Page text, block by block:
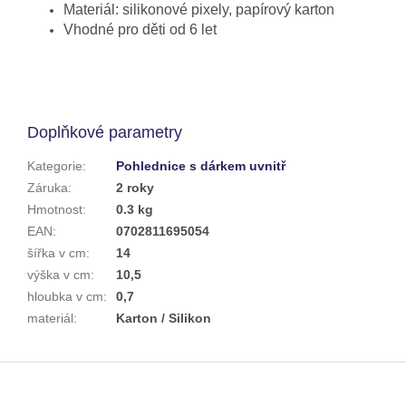
Materiál: silikonové pixely, papírový karton
Vhodné pro děti od 6 let
Doplňkové parametry
Kategorie:
Pohlednice s dárkem uvnitř
Záruka:
2 roky
Hmotnost:
0.3 kg
EAN:
0702811695054
šířka v cm:
14
výška v cm:
10,5
hloubka v cm:
0,7
materiál: Karton / Silikon